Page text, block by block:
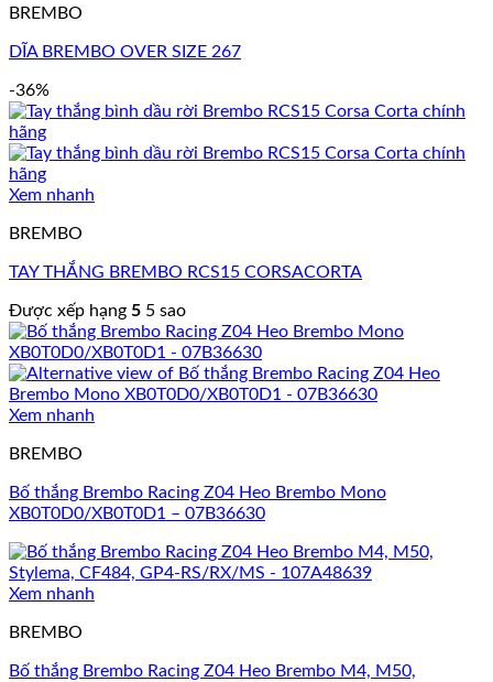
BREMBO
DĨA BREMBO OVER SIZE 267
-36%
Xem nhanh
BREMBO
TAY THẮNG BREMBO RCS15 CORSACORTA
Được xếp hạng 5 5 sao
Xem nhanh
BREMBO
Bố thắng Brembo Racing Z04 Heo Brembo Mono
XB0T0D0/XB0T0D1 – 07B36630
Xem nhanh
BREMBO
Bố thắng Brembo Racing Z04 Heo Brembo M4, M50,